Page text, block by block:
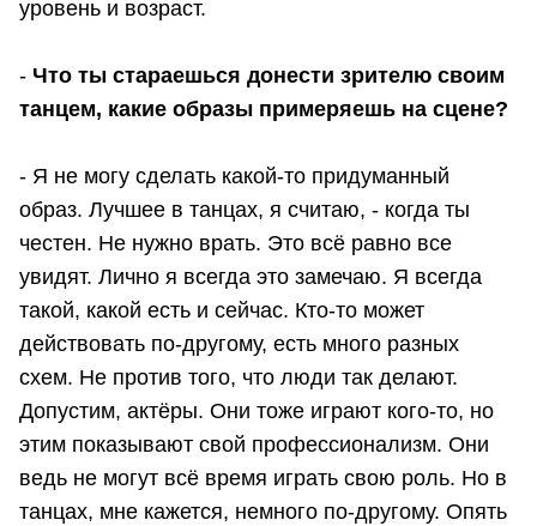
уровень и возраст.
- Что ты стараешься донести зрителю своим
танцем, какие образы примеряешь на сцене?
- Я не могу сделать какой-то придуманный
образ. Лучшее в танцах, я считаю, - когда ты
честен. Не нужно врать. Это всё равно все
увидят. Лично я всегда это замечаю. Я всегда
такой, какой есть и сейчас. Кто-то может
действовать по-другому, есть много разных
схем. Не против того, что люди так делают.
Допустим, актёры. Они тоже играют кого-то, но
этим показывают свой профессионализм. Они
ведь не могут всё время играть свою роль. Но в
танцах, мне кажется, немного по-другому. Опять